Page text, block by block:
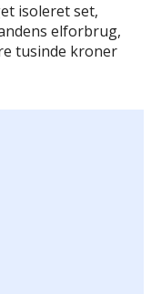
isoleret set,
elforbrug,
tusinde kroner